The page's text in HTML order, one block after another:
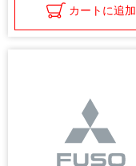
カートに追加